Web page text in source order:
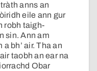
anns an
eile ann gur
robh taigh-
sin. Ann am
bh’ air. Tha an
taobh an ear na
Obar